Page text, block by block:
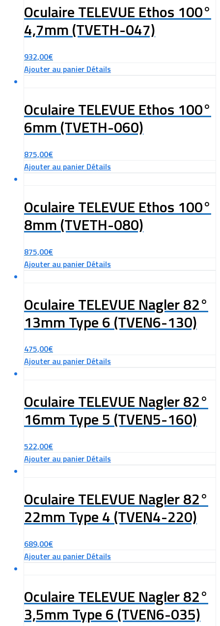
Oculaire TELEVUE Ethos 100°
4,7mm (TVETH-047)
932,00€
Ajouter au panier Détails
Oculaire TELEVUE Ethos 100°
6mm (TVETH-060)
875,00€
Ajouter au panier Détails
Oculaire TELEVUE Ethos 100°
8mm (TVETH-080)
875,00€
Ajouter au panier Détails
Oculaire TELEVUE Nagler 82°
13mm Type 6 (TVEN6-130)
475,00€
Ajouter au panier Détails
Oculaire TELEVUE Nagler 82°
16mm Type 5 (TVEN5-160)
522,00€
Ajouter au panier Détails
Oculaire TELEVUE Nagler 82°
22mm Type 4 (TVEN4-220)
689,00€
Ajouter au panier Détails
Oculaire TELEVUE Nagler 82°
3,5mm Type 6 (TVEN6-035)